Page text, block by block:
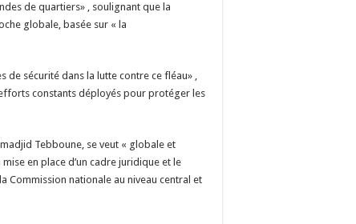
de quartiers» , soulignant que la
globale, basée sur « la
de sécurité dans la lutte contre ce fléau» ,
constants déployés pour protéger les
Tebboune, se veut « globale et
en place d’un cadre juridique et le
Commission nationale au niveau central et